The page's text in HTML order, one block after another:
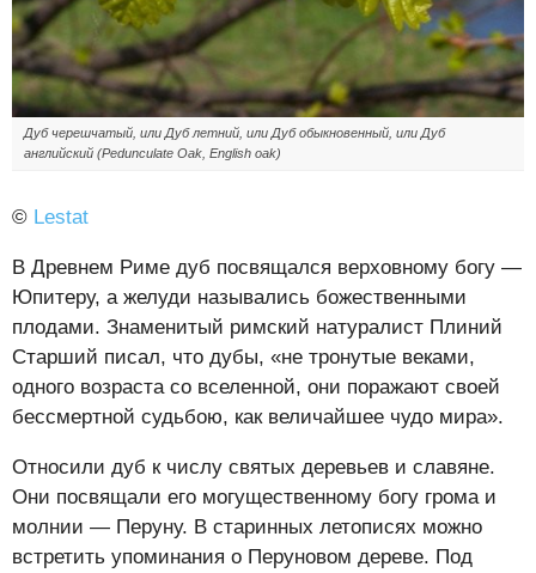
Дуб черешчатый, или Дуб летний, или Дуб обыкновенный, или Дуб
английский (Pedunculate Oak, English oak)
© Lestat
В Древнем Риме дуб посвящался верховному богу —
Юпитеру, а желуди назывались божественными
плодами. Знаменитый римский натуралист Плиний
Старший писал, что дубы, «не тронутые веками,
одного возраста со вселенной, они поражают своей
бессмертной судьбою, как величайшее чудо мира».
Относили дуб к числу святых деревьев и славяне.
Они посвящали его могущественному богу грома и
молнии — Перуну. В старинных летописях можно
встретить упоминания о Перуновом дереве. Под